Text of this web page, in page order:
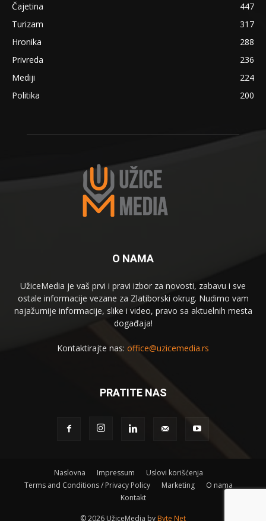
Čajetina
447
Turizam
317
Hronika
288
Privreda
236
Mediji
224
Politika
200
O NAMA
UžiceMedia je vaš prvi i pravi izbor za novosti, zabavu i sve
ostale informacije vezane za Zlatiborski okrug. Nudimo vam
najažurnije informacije, slike i video, pravo sa aktuelnih mesta
događaja!
Kontaktirajte nas: office@uzicemedia.rs
PRATITE NAS
Naslovna Impressum
Uslovi korišćenja
Terms and Conditions / Privacy Policy
Marketing
O nama
Kontakt
©2026 UžiceMedia by Byte Net